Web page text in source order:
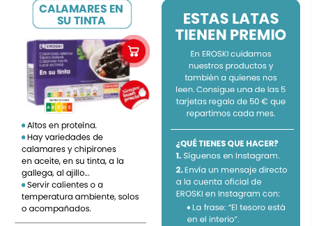
¿QUÉTIENESQUE HACER?
1. Síguenos en Instagram.
2.Envíaun mensaje directo
a la cuenta oficial de
EROSKI en Instagram con:
La frase: “El tesoro está
en el interio”.
En EROSKIcuidamos
nuestros productosy
también a quienesnos
leen.Consigueuna de las 5
tarjetasregalode 50 € que
repartimos cada mes.
ESTAS LATAS
TIENEN PREMIO
CALAMARES EN
SUTINTA
Altosen proteína.
Hayvariedades de
calamaresy chipirones
en aceite,en su tinta, a la
gallega, al ajillo...
Servircalientes o a
temperatura ambiente, solos
o acompañados.
A B D E
C
NUTRI-SCORE
C